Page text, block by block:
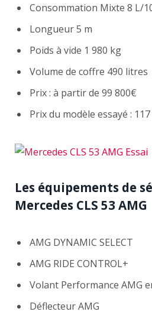
Consommation Mixte 8 L/
Longueur 5 m
Poids à vide 1 980 kg
Volume de coffre 490 litres
Prix : à partir de 99 800€
Prix du modèle essayé :
Les équipements de
Mercedes CLS 53 AMG
AMG DYNAMIC SELECT
AMG RIDE CONTROL+
Volant Performance AMG
Déflecteur AMG